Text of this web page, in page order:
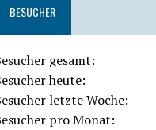
BESUCHER
gesamt:
heute:
letzte Woche:
pro Monat: